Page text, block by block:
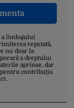
a limbajului
repetată,
nu doar la
a dreptului
aprinse, dar
contribuția